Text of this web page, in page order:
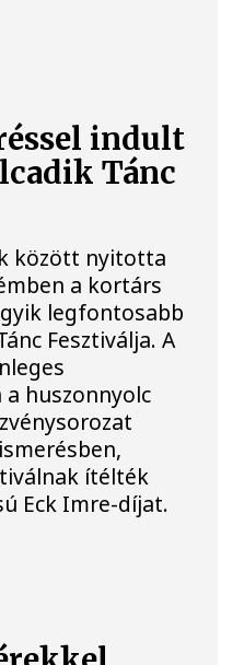
indult
Tánc
között nyitotta
a kortárs
legfontosabb
Fesztiválja. A
huszonnyolc
ítélték
Eck Imre-díjat.